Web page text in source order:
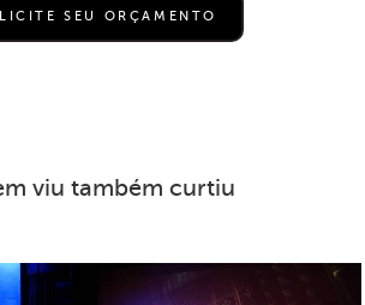
SEU ORÇAMENTO
viu também curtiu